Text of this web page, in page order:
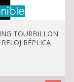
TOURBILLON
RÉPLICA